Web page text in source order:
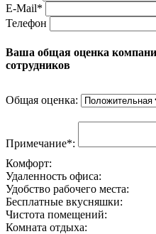
E-Mail*
Телефон
Ваша общая оценка
сотрудников
Общая оценка:
Примечание*:
Комфорт:
Удаленность офиса:
Удобство рабочего места:
Бесплатные вкусняшки:
Чистота помещений:
Комната отдыха: